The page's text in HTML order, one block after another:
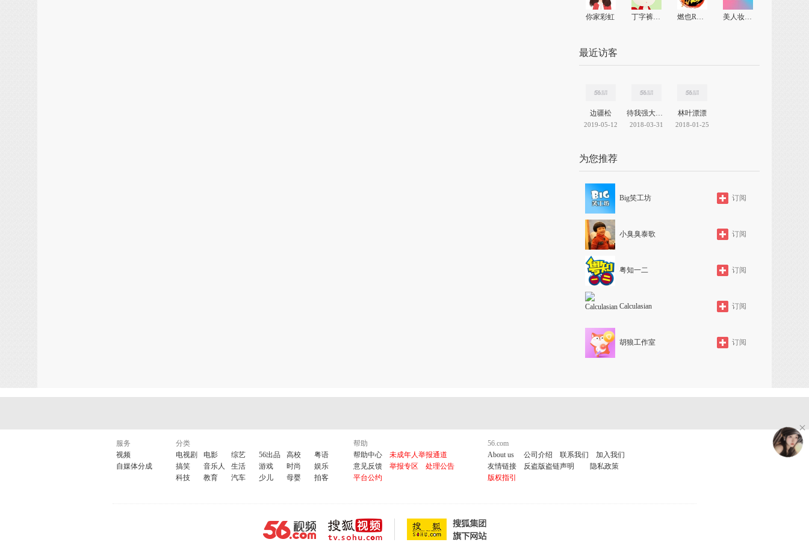
你家彩虹 丁字裤的光芒 燃也Royal 美人妆APP
最近访客
边疆松
2019-05-12
待我强大给我
2018-03-31
林叶漂漂
2018-01-25
为您推荐
Big笑工坊 订阅
小臭臭泰歌 订阅
粤知一二 订阅
Calculasian 订阅
胡狼工作室 订阅
服务
视频
自媒体分成
分类
电视剧
电影 综艺 56出品 高校
粤语
搞笑
音乐人 生活 游戏 时尚
娱乐
科技
教育 汽车 少儿 母婴 拍客
帮助
帮助中心
未成年人举报通道
意见反馈
举报专区
处理公告
平台公约
56.com
About us
公司介绍 联系我们
加入我们
友情链接
反盗版盗链声明
隐私政策
版权指引